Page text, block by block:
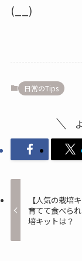
(__)
日常のTips
【人気の栽培
育てて食べら
培キットは？